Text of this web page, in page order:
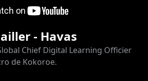
- Havas
Chief Digital Learning Officier
de Kokoroe.